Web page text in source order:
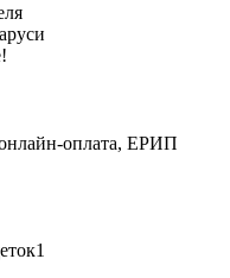
оплата, ЕРИП
1